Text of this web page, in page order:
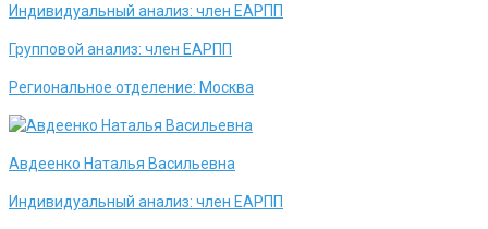
Индивидуальный анализ: член ЕАРПП
Групповой анализ: член ЕАРПП
Региональное отделение: Москва
Авдеенко Наталья Васильевна
Индивидуальный анализ: член ЕАРПП